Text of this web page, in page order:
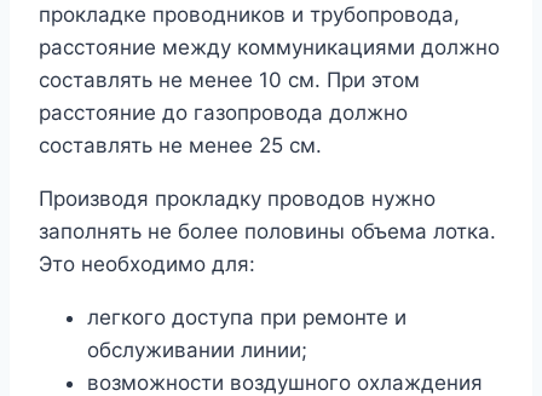
прокладке проводников и трубопровода,
расстояние между коммуникациями должно
составлять не менее 10 см. При этом
расстояние до газопровода должно
составлять не менее 25 см.
Производя прокладку проводов нужно
заполнять не более половины объема лотка.
Это необходимо для:
легкого доступа при ремонте и
обслуживании линии;
возможности воздушного охлаждения